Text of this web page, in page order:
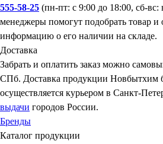
555-58-25 (пн-пт: с 9:00 до 18:00, сб-
менеджеры помогут подобрать товар и
информацию о его наличии на складе.
Доставка
Забрать и оплатить заказ можно
СПб. Доставка продукции Новбытхим
осуществляется курьером в Санкт-
выдачи городов России.
Бренды
Каталог продукции